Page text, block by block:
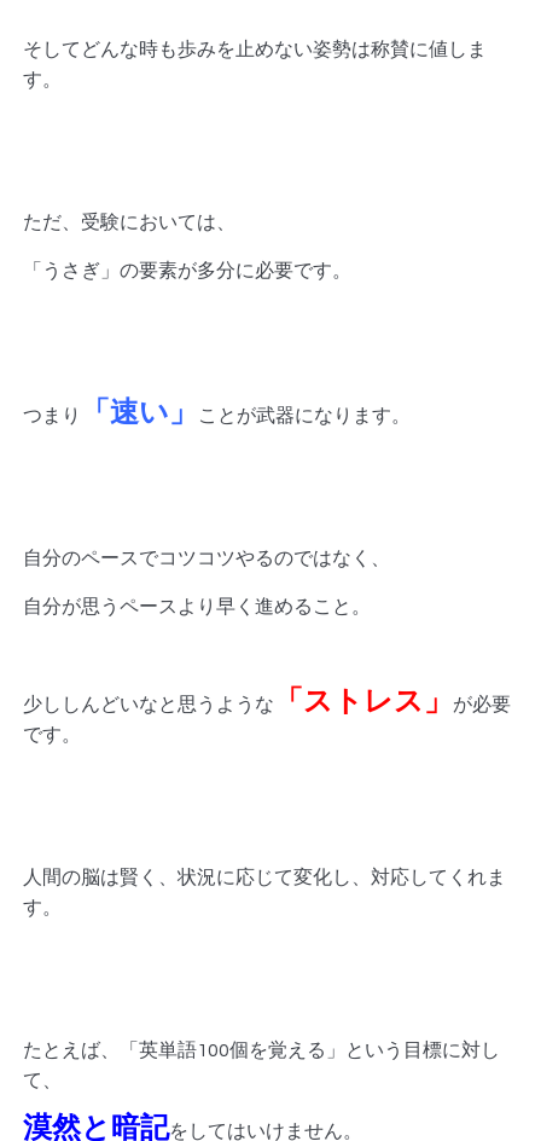
そしてどんな時も歩みを止めない姿勢は称賛に値しま
す。
ただ、受験においては、
「うさぎ」の要素が多分に必要です。
つまり 「速い」 ことが武器になります。
自分のペースでコツコツやるのではなく、
自分が思うペースより早く進めること。
少ししんどいなと思うような 「ストレス」
が必要
です。
人間の脳は賢く、状況に応じて変化し、対応してくれま
す。
たとえば、「英単語100個を覚える」という目標に対し
て、
漠然と暗記をしてはいけません。